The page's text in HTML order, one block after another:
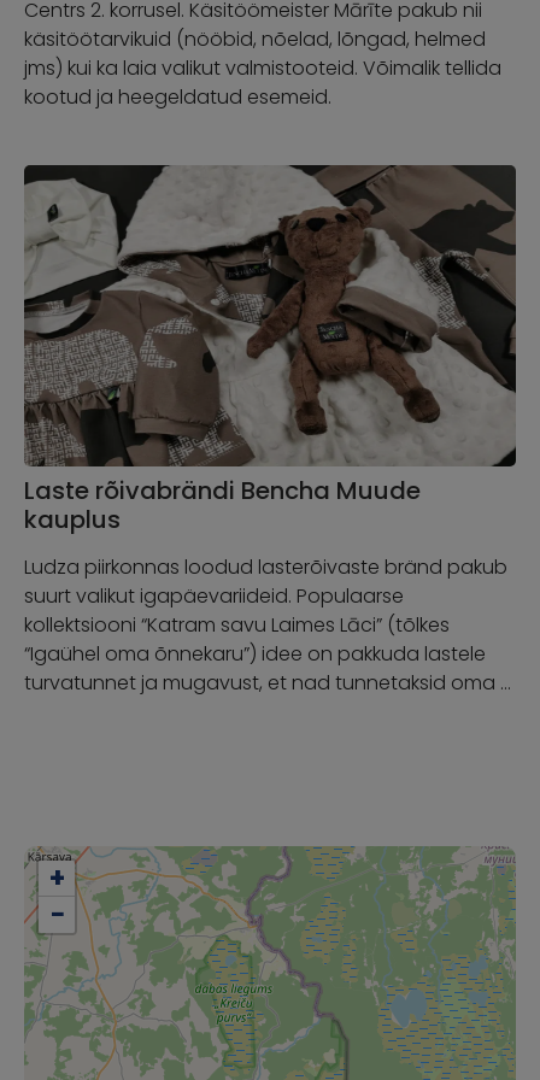
Centrs 2. korrusel. Käsitöömeister Mārīte pakub nii
käsitöötarvikuid (nööbid, nõelad, lõngad, helmed
jms) kui ka laia valikut valmistooteid. Võimalik tellida
kootud ja heegeldatud esemeid.
Laste rõivabrändi Bencha Muude
kauplus
Ludza piirkonnas loodud lasterõivaste bränd pakub
suurt valikut igapäevariideid. Populaarse
kollektsiooni “Katram savu Laimes Lāci” (tõlkes
“Igaühel oma õnnekaru”) idee on pakkuda lastele
turvatunnet ja mugavust, et nad tunnetaksid oma …
+
−